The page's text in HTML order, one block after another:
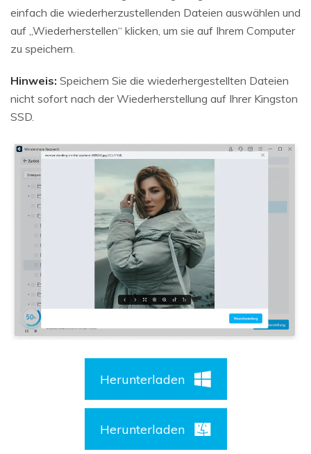
einfach die wiederherzustellenden Dateien auswählen und
auf „Wiederherstellen“ klicken, um sie auf Ihrem Computer
zu speichern.
Hinweis: Speichern Sie die wiederhergestellten Dateien
nicht sofort nach der Wiederherstellung auf Ihrer Kingston
SSD.
Herunterladen
Herunterladen